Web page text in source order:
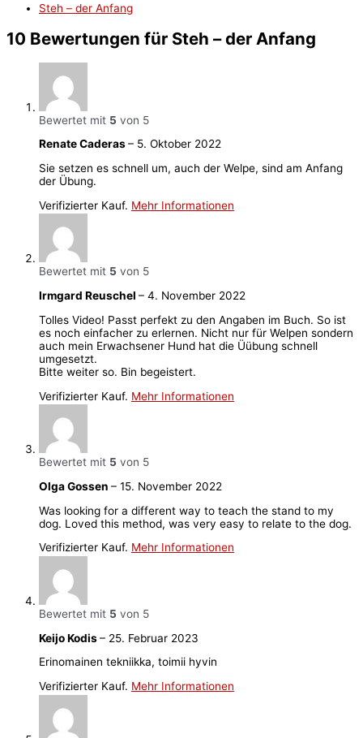
Steh – der Anfang
10 Bewertungen für Steh – der Anfang
Bewertet mit 5 von 5
Renate Caderas– 5. Oktober 2022
Sie setzen es schnell um, auch der Welpe, sind am Anfang
der Übung.
Verifizierter Kauf. Mehr Informationen
Bewertet mit 5 von 5
Irmgard Reuschel – 4. November 2022
Tolles Video! Passt perfekt zu den Angaben im Buch. So ist
es noch einfacher zu erlernen. Nicht nur für Welpen sondern
auch mein Erwachsener Hund hat die Üübung schnell
umgesetzt.
Bitte weiter so. Bin begeistert.
Verifizierter Kauf. Mehr Informationen
Bewertet mit 5 von 5
Olga Gossen – 15. November 2022
Was looking for a different way to teach the stand to my
dog. Loved this method, was very easy to relate to the dog.
Verifizierter Kauf. Mehr Informationen
Bewertet mit 5 von 5
Keijo Kodis– 25. Februar 2023
Erinomainen tekniikka, toimii hyvin
Verifizierter Kauf. Mehr Informationen